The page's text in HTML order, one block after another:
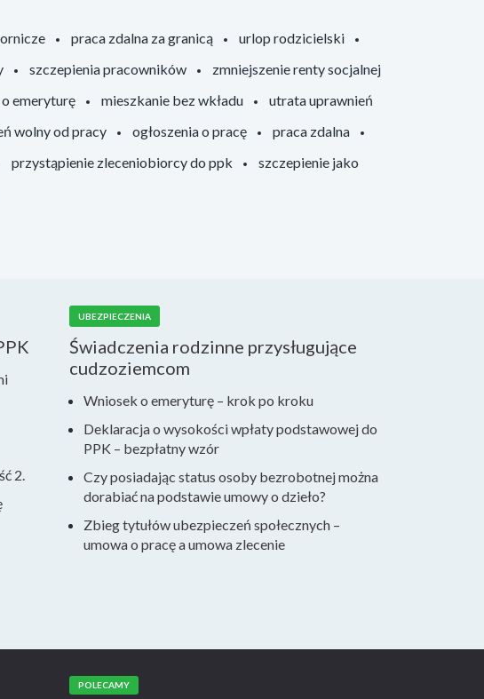
praca zdalna za granicą
urlop rodzicielski
szczepienia pracowników
zmniejszenie renty socjalnej
emeryturę mieszkanie bez wkładu
utrata uprawnień
wolny od pracy ogłoszenia o pracę
praca zdalna
przystąpienie zleceniobiorcy do ppk
szczepienie jako
2.
UBEZPIECZENIA
Świadczenia rodzinne przysługujące
cudzoziemcom
Wniosek o emeryturę – krok po kroku
Deklaracja o wysokości wpłaty podstawowej do
PPK – bezpłatny wzór
Czy posiadając status osoby bezrobotnej można
dorabiać na podstawie umowy o dzieło?
Zbieg tytułów ubezpieczeń społecznych –
umowa o pracę a umowa zlecenie
POLECAMY